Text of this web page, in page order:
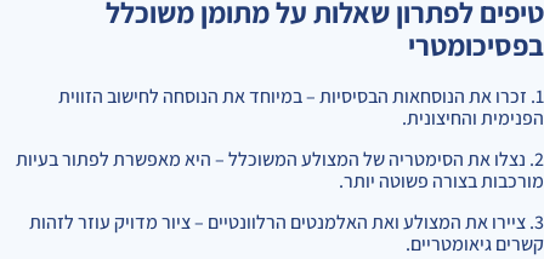
טיפים לפתרון שאלות על מתומן משוכלל
בפסיכומטרי
1. זכרו את הנוסחאות הבסיסיות – במיוחד את הנוסחה לחישוב הזווית
הפנימית והחיצונית.
2. נצלו את הסימטריה של המצולע המשוכלל – היא מאפשרת לפתור בעיות
מורכבות בצורה פשוטה יותר.
3. ציירו את המצולע ואת האלמנטים הרלוונטיים – ציור מדויק עוזר לזהות
קשרים גיאומטריים.